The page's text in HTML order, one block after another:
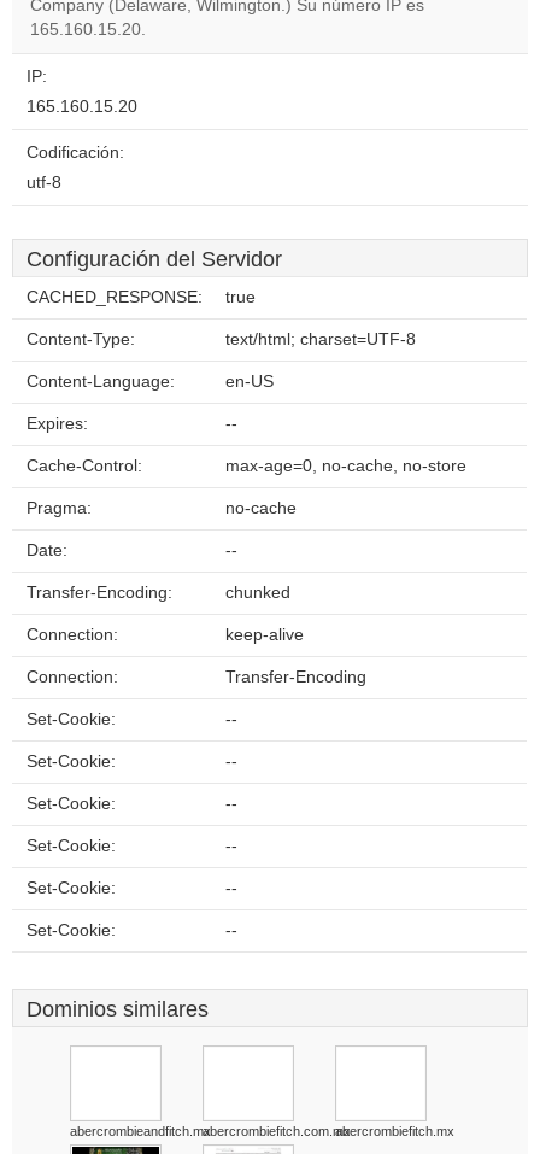
own this
Company (Delaware, Wilmington.) Su número IP es
165.160.15.20.
IP:
165.160.15.20
Codificación:
utf-8
Configuración del Servidor
CACHED_RESPONSE: true
Content-Type: text/html; charset=UTF-8
Content-Language: en-US
Expires: --
Cache-Control: max-age=0, no-cache, no-store
Pragma: no-cache
Date: --
Transfer-Encoding: chunked
Connection: keep-alive
Connection: Transfer-Encoding
Set-Cookie: --
Set-Cookie: --
Set-Cookie: --
Set-Cookie: --
Set-Cookie: --
Set-Cookie: --
Dominios similares
abercrombieandfitch.mxabercrombiefitch.com.mxabercrombiefitch.mx